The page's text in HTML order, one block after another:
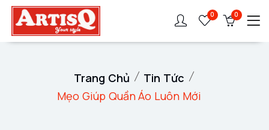
0 0
Trang Chủ
Tin Tức
Mẹo Giúp Quần Áo Luôn Mới